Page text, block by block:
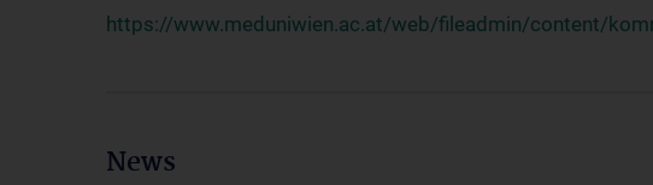
https://www.meduniwien.ac.at/web/fileadmin/content/
News